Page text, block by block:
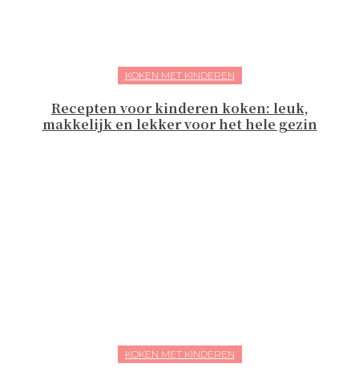
KOKEN MET KINDEREN
Recepten voor kinderen koken: leuk,
makkelijk en lekker voor het hele gezin
KOKEN MET KINDEREN